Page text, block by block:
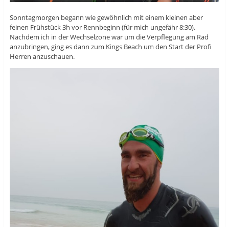
Sonntagmorgen begann wie gewöhnlich mit einem kleinen aber
feinen Frühstück 3h vor Rennbeginn (für mich ungefähr 8:30).
Nachdem ich in der Wechselzone war um die Verpflegung am Rad
anzubringen, ging es dann zum Kings Beach um den Start der Profi
Herren anzuschauen.